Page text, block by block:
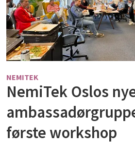
NEMITEK
NemiTek Oslos
første workshop